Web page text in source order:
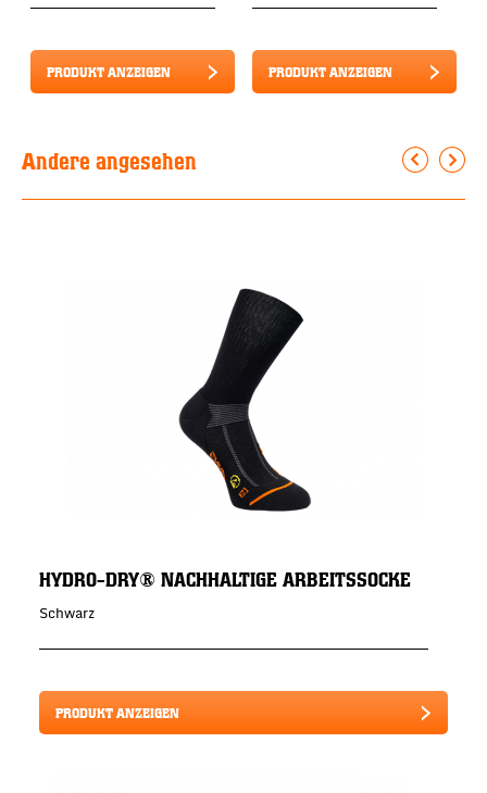
PRODUKT ANZEIGEN PRODUKT ANZEIGEN
Andere angesehen
HYDRO-DRY® NACHHALTIGE ARBEITSSOCKE
Schwarz
PRODUKT ANZEIGEN